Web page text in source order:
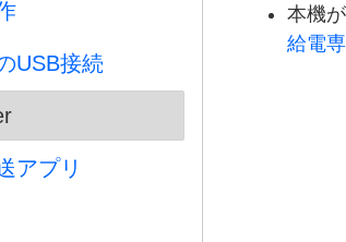
本機
給電
USB接続
アプリ